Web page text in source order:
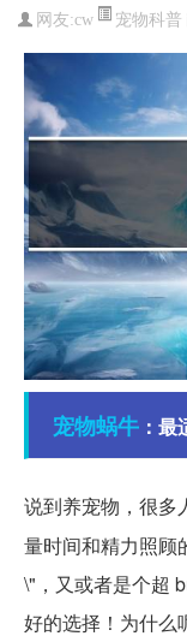
网友:cw 宠物科普
宠物蜗牛 ：
说到养宠物，很多
量时间和精力照顾
\"，又或者是个超
好的选择！为什么